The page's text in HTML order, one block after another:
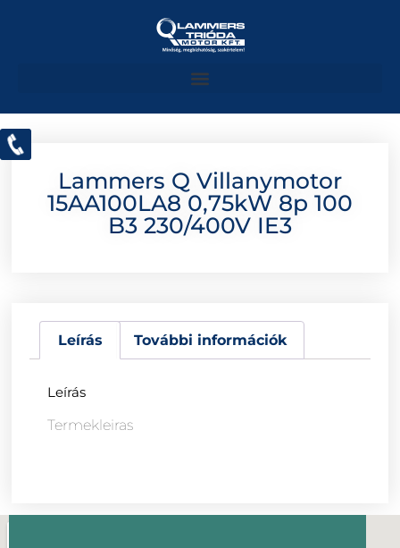
Lammers Q Villanymotor
15AA100LA8 0,75kW 8p 100
B3 230/400V IE3
Leírás További információk
Leírás
Termekleiras